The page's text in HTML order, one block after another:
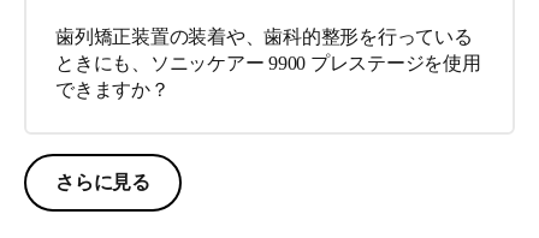
歯列矯正装置の装着や、歯科的整形を行っている
ときにも、ソニッケアー 9900 プレステージを使用
できますか？
さらに見る